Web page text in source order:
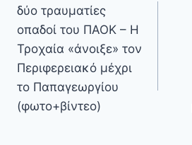
δύο τραυματίες
οπαδοί του ΠΑΟΚ – Η
Τροχαία «άνοιξε» τον
Περιφερειακό μέχρι
το Παπαγεωργίου
(φωτο+βίντεο)